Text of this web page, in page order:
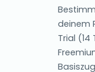
deinem
Trial